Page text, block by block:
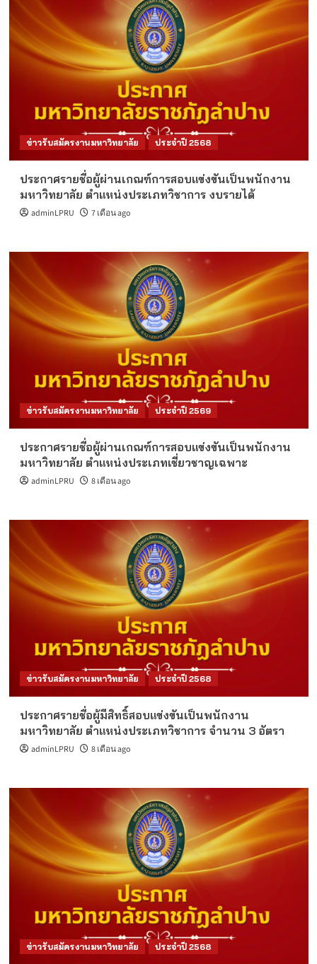
ข่าวรับสมัครงานมหาวิทยาลัย ประจำปี 2568
ประกาศรายชื่อผู้ผ่านเกณฑ์การสอบแข่งขันเป็นพนักงาน
มหาวิทยาลัย ตำแหน่งประเภทวิชาการ งบรายได้
adminLPRU 7 เดือน ago
ข่าวรับสมัครงานมหาวิทยาลัย ประจำปี 2569
ประกาศรายชื่อผู้ผ่านเกณฑ์การสอบแข่งขันเป็นพนักงาน
มหาวิทยาลัย ตำแหน่งประเภทเชี่ยวชาญเฉพาะ
adminLPRU 8 เดือน ago
ข่าวรับสมัครงานมหาวิทยาลัย ประจำปี 2568
ประกาศรายชื่อผู้มีสิทธิ์สอบแข่งขันเป็นพนักงาน
มหาวิทยาลัย ตำแหน่งประเภทวิชาการ จำนวน 3 อัตรา
adminLPRU 8 เดือน ago
ข่าวรับสมัครงานมหาวิทยาลัย ประจำปี 2568